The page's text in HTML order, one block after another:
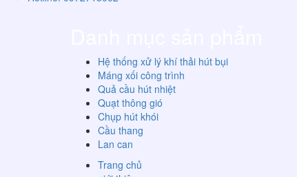
Hệ thống xử lý khí thải hút bụi
Máng xối công trình
Quả cầu hút nhiệt
Quạt thông gió
Chụp hút khói
Cầu thang
Lan can
Trang chủ